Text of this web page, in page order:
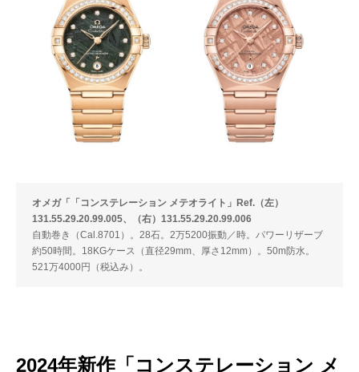
オメガ「「コンステレーション メテオライト」Ref.（左）
131.55.29.20.99.005、（右）131.55.29.20.99.006
自動巻き（Cal.8701）。28石。2万5200振動／時。パワーリザーブ
約50時間。18KGケース（直径29mm、厚さ12mm）。50m防水。
521万4000円（税込み）。
2024年新作「コンステレーション メ